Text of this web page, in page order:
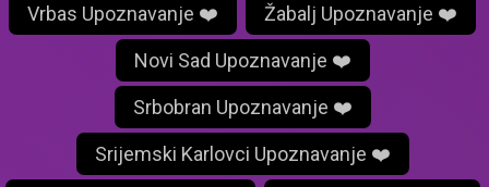
Vrbas Upoznavanje ❤️ Žabalj Upoznavanje ❤️
Novi Sad Upoznavanje ❤️
Srbobran Upoznavanje ❤️
Srijemski Karlovci Upoznavanje ❤️